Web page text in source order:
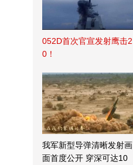
052D首次官宣发射鹰击2
0！
我军新型导弹清晰发射画
面首度公开 穿深可达10